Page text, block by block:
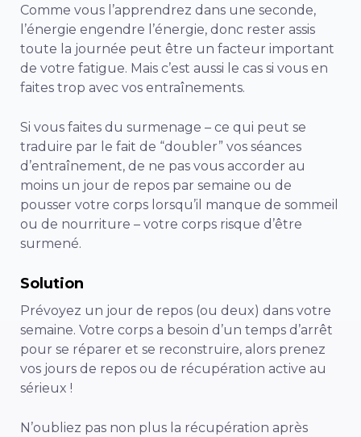
Comme vous l’apprendrez dans une seconde,
l’énergie engendre l’énergie, donc rester assis
toute la journée peut être un facteur important
de votre fatigue. Mais c’est aussi le cas si vous en
faites trop avec vos entraînements.
Si vous faites du surmenage – ce qui peut se
traduire par le fait de “doubler” vos séances
d’entraînement, de ne pas vous accorder au
moins un jour de repos par semaine ou de
pousser votre corps lorsqu’il manque de sommeil
ou de nourriture – votre corps risque d’être
surmené.
Solution
Prévoyez un jour de repos (ou deux) dans votre
semaine. Votre corps a besoin d’un temps d’arrêt
pour se réparer et se reconstruire, alors prenez
vos jours de repos ou de récupération active au
sérieux !
N’oubliez pas non plus la récupération après